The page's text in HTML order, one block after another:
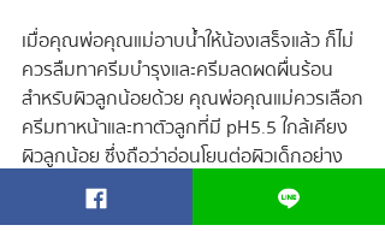
เมื่อคุณพ่อคุณแม่อาบน้ำให้น้องเสร็จแล้ว ก็ไม่
ควรลืมทาครีมบำรุงและครีมลดผดผื่นร้อน
สำหรับผิวลูกน้อยด้วย คุณพ่อคุณแม่ควรเลือก
ครีมทาหน้าและทาตัวลูกที่มี pH5.5 ใกล้เคียง
ผิวลูกน้อย ซึ่งถือว่าอ่อนโยนต่อผิวเด็กอย่าง
สูงสุด ควรทาย้ำบริเวณที่น้องเป็นผดผื่น และ
ทาบำรุงทุกวัน ถึงแม้ว่าผิวหน้าจะหายจากผด